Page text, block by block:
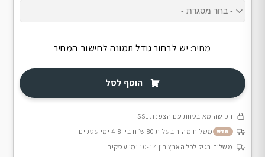
מחיר: יש לבחור גודל תמונה לחישוב המחיר
הוסף לסל
רכישה מאובטחת עם הצפנת SSL
חדש
משלוח מהיר בעלות 80 ש״ח בין 4-8 ימי עסקים
משלוח רגיל לכל הארץ בין 10-14 ימי עסקים